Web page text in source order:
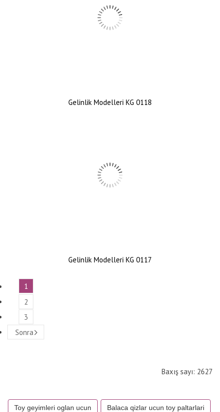
Gelinlik Modelleri KG 0118
Gelinlik Modelleri KG 0117
1
2
3
Sonra
Baxış sayı: 2627
Toy geyimleri oglan ucun Balaca qizlar ucun toy paltarlari